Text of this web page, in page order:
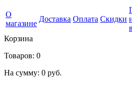
О
магазине
Доставка Оплата Скидки
Корзина
Товаров: 0
На сумму: 0 руб.